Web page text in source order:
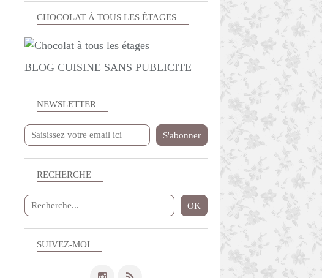
NEWSLETTER
SUIVEZ-MOI
RECHERCHE
CHOCOLAT À TOUS LES ÉTAGES
BLOG CUISINE SANS PUBLICITE